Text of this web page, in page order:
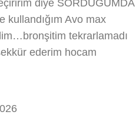
diye SORDUGUMDA
kullandığım Avo max
tekrarlamadı
ederim hocam